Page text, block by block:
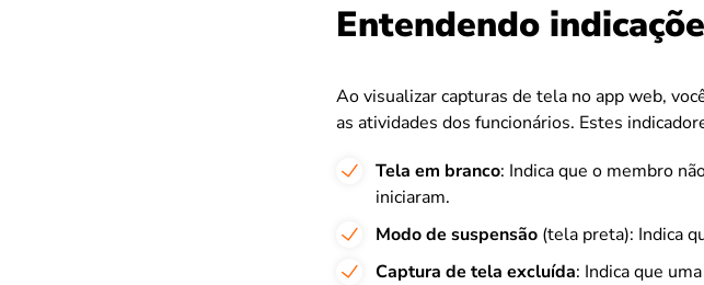
Entendendo
Ao visualizar capturas de tela no app web,
as atividades dos funcionários. Estes
Tela em branco: Indica que o membro
iniciaram.
Modo de suspensão (tela preta): Indica
Captura de tela excluída: Indica que